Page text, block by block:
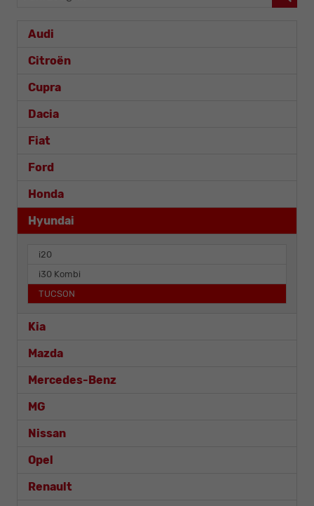
Audi
Citroën
Cupra
Dacia
Fiat
Ford
Honda
Hyundai
i20
i30 Kombi
TUCSON
Kia
Mazda
Mercedes-Benz
MG
Nissan
Opel
Renault